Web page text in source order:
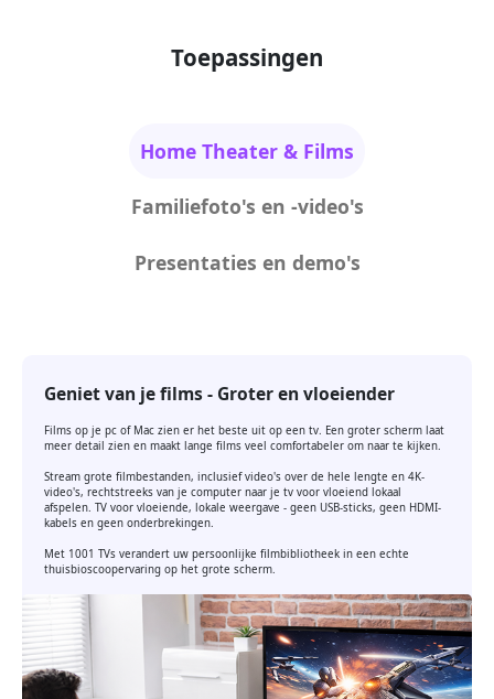
Toepassingen
Home Theater & Films
Familiefoto's en -video's
Presentaties en demo's
Geniet van je films - Groter en vloeiender
Films op je pc of Mac zien er het beste uit op een tv. Een groter scherm laat
meer detail zien en maakt lange films veel comfortabeler om naar te kijken.
Stream grote filmbestanden, inclusief video's over de hele lengte en 4K-
video's, rechtstreeks van je computer naar je tv voor vloeiend lokaal
afspelen. TV voor vloeiende, lokale weergave - geen USB-sticks, geen HDMI-
kabels en geen onderbrekingen.
Met 1001 TVs verandert uw persoonlijke filmbibliotheek in een echte
thuisbioscoopervaring op het grote scherm.